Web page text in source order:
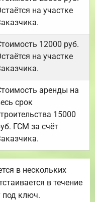
на участке
12000 руб.
на участке
аренды на
срок
15000
ГСМ за счёт
в нескольких
в течение
под ключ.